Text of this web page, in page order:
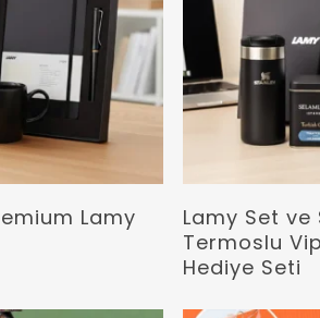
Oku Lamy
Lamy Set ve
Termoslu
Hediye Seti